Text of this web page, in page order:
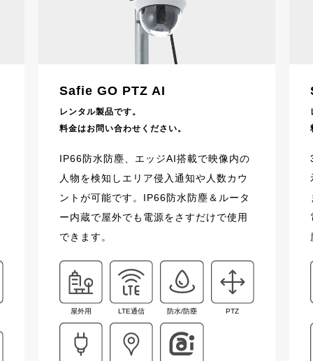
Safie GO PTZ AI
レンタル製品です。
料金はお問い合わせください。
IP66防水防塵、エッジAI搭載で映像内の
人物を検知しエリア侵入通知や人数カウ
ントが可能です。IP66防水防塵＆ルータ
ー内蔵で屋外でも電源をさすだけで使用
できます。
屋外用 LTE通信 防水/防塵 PTZ